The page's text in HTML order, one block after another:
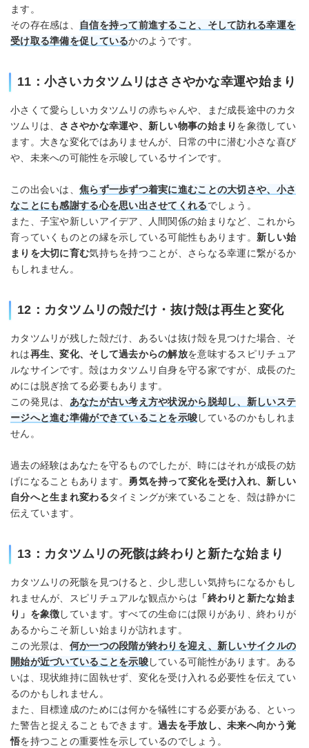
ます。
その存在感は、
自信を持って前進すること、そして訪れる幸運を
受け取る準備を促しているかのようです。
11：小さいカタツムリはささやかな幸運や始まり
小さくて愛らしいカタツムリの赤ちゃんや、まだ成長途中のカタ
ツムリは、 ささやかな幸運や、新しい物事の始まり を象徴してい
ます。大きな変化ではありませんが、日常の中に潜む小さな喜び
や、未来への可能性を示唆しているサインです。
この出会いは、 焦らず一歩ずつ着実に進むことの大切さや、小さ
なことにも感謝する心を思い出させてくれるでしょう。
また、子宝や新しいアイデア、人間関係の始まりなど、これから
育っていくものとの縁を示している可能性もあります。 新しい始
まりを大切に育む気持ちを持つことが、さらなる幸運に繋がるか
もしれません。
12：カタツムリの殻だけ・抜け殻は再生と変化
カタツムリが残した殻だけ、あるいは抜け殻を見つけた場合、そ
れは再生、変化、そして過去からの解放を意味するスピリチュア
ルなサインです。殻はカタツムリ自身を守る家ですが、成長のた
めには脱ぎ捨てる必要もあります。
この発見は、 あなたが古い考え方や状況から脱却し、新しいステ
ージへと進む準備ができていることを示唆しているのかもしれま
せん。
過去の経験はあなたを守るものでしたが、時にはそれが成長の妨
げになることもあります。 勇気を持って変化を受け入れ、新しい
自分へと生まれ変わるタイミングが来ていることを、殻は静かに
伝えています。
13：カタツムリの死骸は終わりと新たな始まり
カタツムリの死骸を見つけると、少し悲しい気持ちになるかもし
れませんが、スピリチュアルな観点からは 「終わりと新たな始ま
り」を象徴しています。すべての生命には限りがあり、終わりが
あるからこそ新しい始まりが訪れます。
この光景は、 何か一つの段階が終わりを迎え、新しいサイクルの
開始が近づいていることを示唆している可能性があります。ある
いは、現状維持に固執せず、変化を受け入れる必要性を伝えてい
るのかもしれません。
また、目標達成のためには何かを犠牲にする必要がある、といっ
た警告と捉えることもできます。過去を手放し、未来へ向かう覚
悟を持つことの重要性を示しているのでしょう。